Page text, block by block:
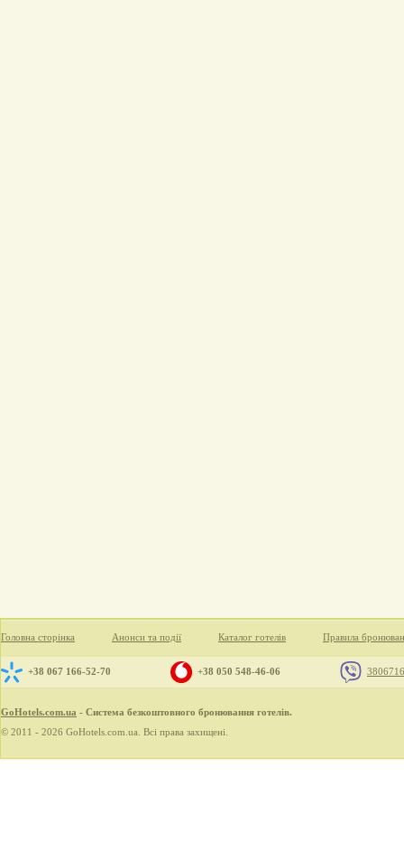
Головна сторінка Анонси та події Каталог готелів Правила
+38 067 166-52-70 +38 050 548-46-06
GoHotels.com.ua - Система безкоштовного бронювання готелів.
© 2011 - 2026 GoHotels.com.ua. Всі права захищені.